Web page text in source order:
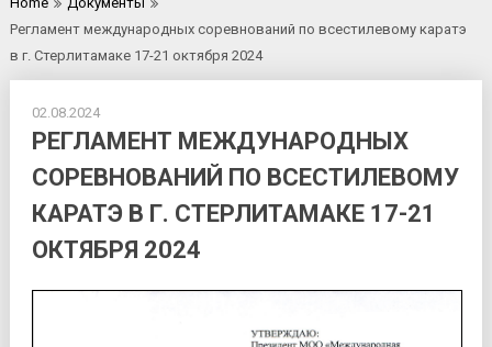
Регламент международных соревнований по всестилевому каратэ
в г. Стерлитамаке 17-21 октября 2024
02.08.2024
РЕГЛАМЕНТ МЕЖДУНАРОДНЫХ
СОРЕВНОВАНИЙ ПО ВСЕСТИЛЕВОМУ
КАРАТЭ В Г. СТЕРЛИТАМАКЕ 17-21
ОКТЯБРЯ 2024